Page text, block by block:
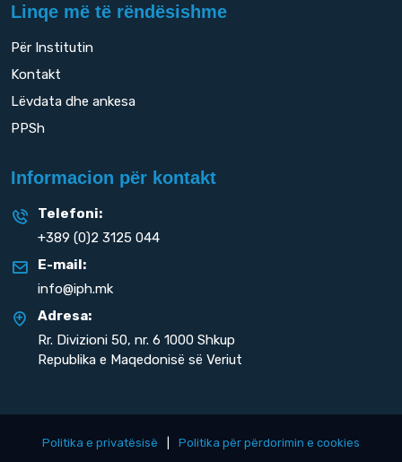
Linqe më të rëndësishme
Për Institutin
Kontakt
Lëvdata dhe ankesa
PPSh
Informacion për kontakt
Telefoni:
+389 (0)2 3125 044
E-mail:
info@iph.mk
Adresa:
Rr. Divizioni 50, nr. 6 1000 Shkup
Republika e Maqedonisë së Veriut
Politika e privatësisë Politika për përdorimin e cookies